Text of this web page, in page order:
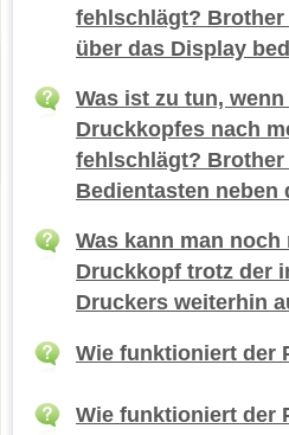
fehlschlägt? Brother
über das Display
Was ist zu tun,
Druckkopfes nach
fehlschlägt? Brother
Bedientasten neben
Was kann man
Druckkopf trotz der
Druckers weiterhin
Wie funktioniert der
Wie funktioniert der